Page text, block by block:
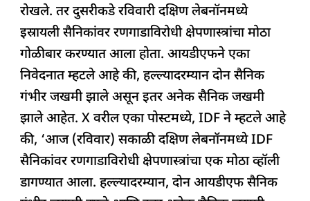
रोखले. तर दुसरीकडे रविवारी दक्षिण लेबनॉनमध्ये
इस्रायली सैनिकांवर रणगाडाविरोधी क्षेपणास्त्रांचा मोठा
गोळीबार करण्यात आला होता. आयडीएफने एका
निवेदनात म्हटले आहे की, हल्ल्यादरम्यान दोन सैनिक
गंभीर जखमी झाले असून इतर अनेक सैनिक जखमी
झाले आहेत. X वरील एका पोस्टमध्ये, IDF ने म्हटले आहे
की, ‘आज (रविवार) सकाळी दक्षिण लेबनॉनमध्ये IDF
सैनिकांवर रणगाडाविरोधी क्षेपणास्त्रांचा एक मोठा व्हॉली
डागण्यात आला. हल्ल्यादरम्यान, दोन आयडीएफ सैनिक